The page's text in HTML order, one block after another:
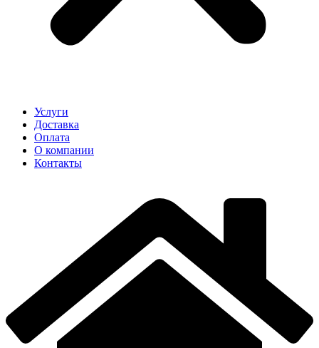
Услуги
Доставка
Оплата
О компании
Контакты